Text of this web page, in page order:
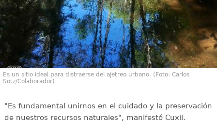
Es un sitio ideal para distraerse del ajetreo urbano. (Foto: Carlos
Sotz/Colaborador)
"Es fundamental unirnos en el cuidado y la preservación
de nuestros recursos naturales", manifestó Cuxil.